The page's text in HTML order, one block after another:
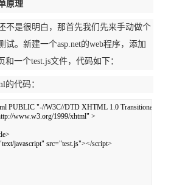
原理
不是很明白，那首先我们先来手动做个
试。新建一个asp.net的web程序，添加
和一个test.js文件，代码如下：
的代码：
PUBLIC "-//W3C//DTD XHTML 1.0 Transitional//
www.w3.org/1999/xhtml" >
javascript" src="test.js"></script>